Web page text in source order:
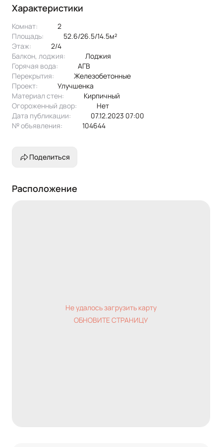
сам Дом представляет собой Г-образный в плане
трехподъездный 62-х квартирный жилой дом с офисными
помещениями на первом этаже.
В шаговой доступности:
- детский парк "Изумрудный город"
- детский сад "Золоток ключик"
- средняя общеобразовательная школа
- детская поликлиника
- спортивный комплекс Дружба
- Пятерочка, Магнит, Оzon, аптеки
Характеристики
Комнат:
2
Площадь:
52.6/26.5/14.5м²
Этаж:
2/4
Балкон, лоджия:
лоджия
Горячая вода:
АГВ
Перекрытия:
железобетонные
Проект:
улучшенка
Материал стен:
Кирпичный
Огороженный двор:
Нет
Дата публикации:
07.12.2023 07:00
№ объявления:
104644
Поделиться
Расположение
Не удалось загрузить карту
ОБНОВИТЕ СТРАНИЦУ